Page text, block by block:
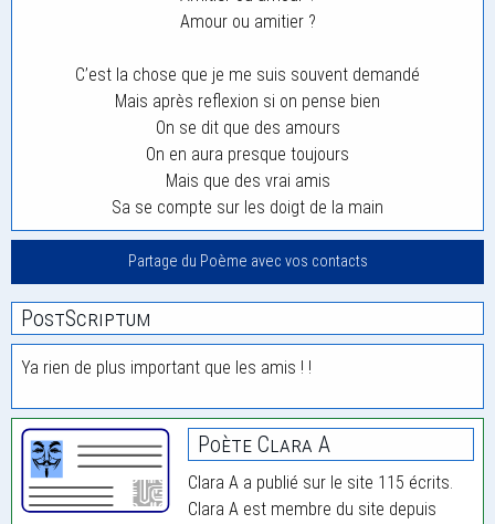
Amour ou amitier ?
C’est la chose que je me suis souvent demandé
Mais après reflexion si on pense bien
On se dit que des amours
On en aura presque toujours
Mais que des vrai amis
Sa se compte sur les doigt de la main
Partage du Poème avec vos contacts
PostScriptum
Ya rien de plus important que les amis ! !
Poète Clara A
Clara A a publié sur le site 115 écrits.
Clara A est membre du site depuis